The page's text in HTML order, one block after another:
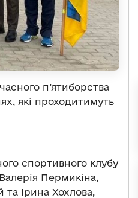
п’ятиборства
які проходитимуть
спортивного клубу
Пермикіна,
Ірина Хохлова,